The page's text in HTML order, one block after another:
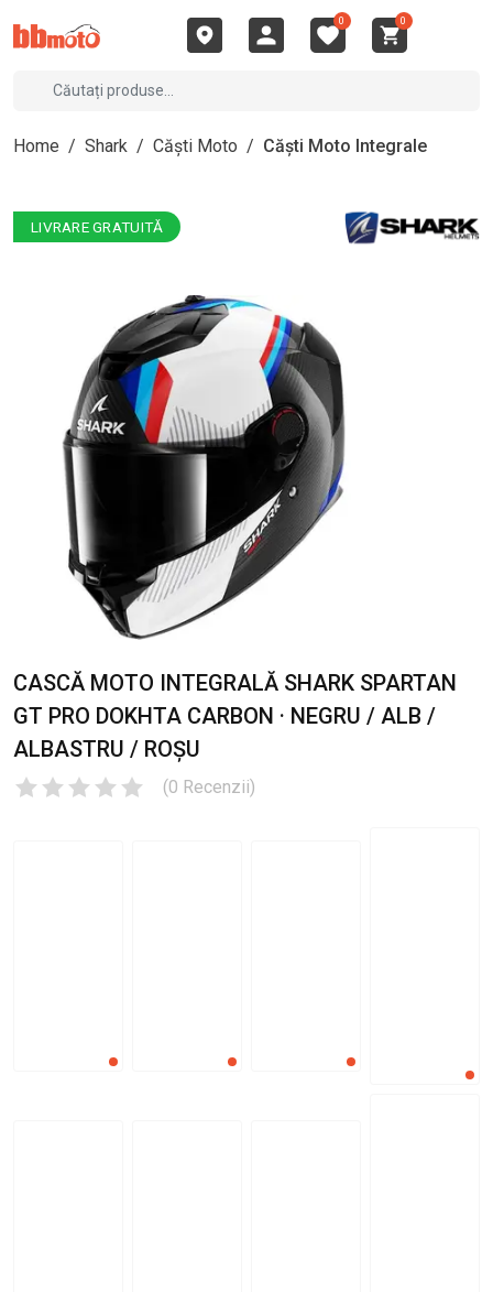
0 0
Home / Shark / Căști Moto / Căști Moto Integrale
LIVRARE GRATUITĂ
CASCĂ MOTO INTEGRALĂ SHARK SPARTAN
GT PRO DOKHTA CARBON · NEGRU / ALB /
ALBASTRU / ROȘU
(0 Recenzii)